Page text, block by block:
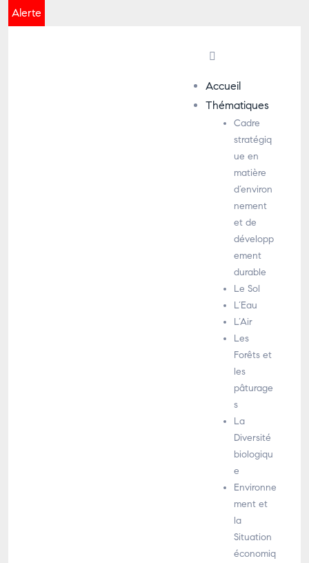
Alerte
Accueil
Thématiques
Cadre
stratégiq
ue en
matière
d’environ
nement
et de
développ
ement
durable
Le Sol
L’Eau
L’Air
Les
Forêts et
les
pâturage
s
La
Diversité
biologiqu
e
Environne
ment et
la
Situation
économiq